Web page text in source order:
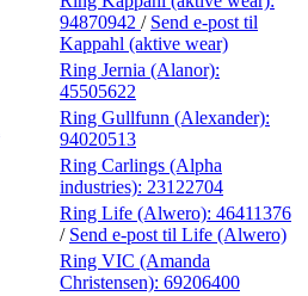
94870942 / Send e-post til
Kappahl (aktive wear)
Ring Jernia (Alanor):
45505622
Ring Gullfunn (Alexander):
94020513
Ring Carlings (Alpha
industries): 23122704
Ring Life (Alwero): 46411376
/ Send e-post til Life (Alwero)
Ring VIC (Amanda
Christensen): 69206400